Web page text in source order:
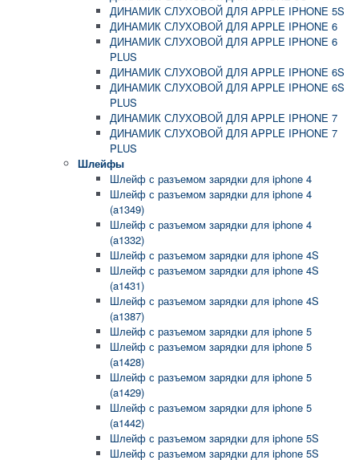
ДИНАМИК СЛУХОВОЙ ДЛЯ APPLE IPHONE 5S
ДИНАМИК СЛУХОВОЙ ДЛЯ APPLE IPHONE 6
ДИНАМИК СЛУХОВОЙ ДЛЯ APPLE IPHONE 6
PLUS
ДИНАМИК СЛУХОВОЙ ДЛЯ APPLE IPHONE 6S
ДИНАМИК СЛУХОВОЙ ДЛЯ APPLE IPHONE 6S
PLUS
ДИНАМИК СЛУХОВОЙ ДЛЯ APPLE IPHONE 7
ДИНАМИК СЛУХОВОЙ ДЛЯ APPLE IPHONE 7
PLUS
Шлейфы
Шлейф с разъемом зарядки для iphone 4
Шлейф с разъемом зарядки для iphone 4
(a1349)
Шлейф с разъемом зарядки для iphone 4
(a1332)
Шлейф с разъемом зарядки для iphone 4S
Шлейф с разъемом зарядки для iphone 4S
(a1431)
Шлейф с разъемом зарядки для iphone 4S
(a1387)
Шлейф с разъемом зарядки для iphone 5
Шлейф с разъемом зарядки для iphone 5
(a1428)
Шлейф с разъемом зарядки для iphone 5
(a1429)
Шлейф с разъемом зарядки для iphone 5
(a1442)
Шлейф с разъемом зарядки для iphone 5S
Шлейф с разъемом зарядки для iphone 5S